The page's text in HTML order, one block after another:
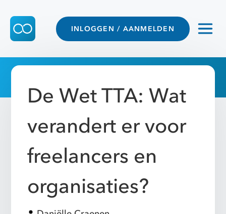
INLOGGEN / AANMELDEN
De Wet TTA: Wat
verandert er voor
freelancers en
organisaties?